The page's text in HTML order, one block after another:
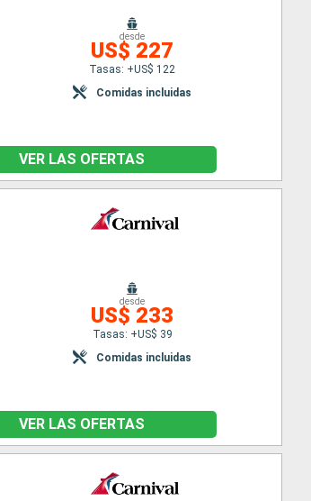
desde
US$ 227
Tasas: +US$ 122
Comidas incluidas
VER LAS OFERTAS
desde
US$ 233
Tasas: +US$ 39
Comidas incluidas
VER LAS OFERTAS